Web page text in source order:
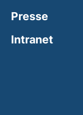
Presse
Intranet